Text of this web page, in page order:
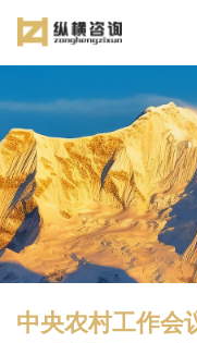
中央农村工作会